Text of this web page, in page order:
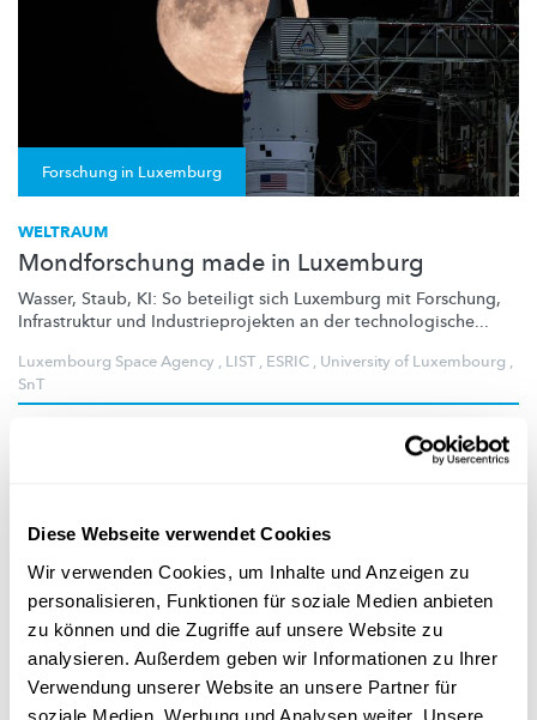
Diese Webseite verwendet Cookies
Wir verwenden Cookies, um Inhalte und Anzeigen zu
personalisieren, Funktionen für soziale Medien anbieten
zu können und die Zugriffe auf unsere Website zu
analysieren. Außerdem geben wir Informationen zu Ihrer
Verwendung unserer Website an unsere Partner für
soziale Medien, Werbung und Analysen weiter. Unsere
Forschung in Luxemburg
WELTRAUM
Mondforschung made in Luxemburg
Wasser, Staub, KI: So beteiligt sich Luxemburg mit Forschung,
Infrastruktur und Industrieprojekten an der technologische...
Luxembourg Space Agency , LIST, ESRIC , University of Luxembourg ,
SnT
Forscher-Portraits